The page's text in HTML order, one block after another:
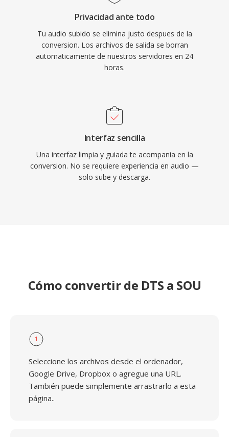
Privacidad ante todo
Tu audio subido se elimina justo despues de la
conversion. Los archivos de salida se borran
automaticamente de nuestros servidores en 24
horas.
Interfaz sencilla
Una interfaz limpia y guiada te acompania en la
conversion. No se requiere experiencia en audio —
solo sube y descarga.
Cómo convertir de DTS a SOU
1
Seleccione los archivos desde el ordenador,
Google Drive, Dropbox o agregue una URL.
También puede simplemente arrastrarlo a esta
página..